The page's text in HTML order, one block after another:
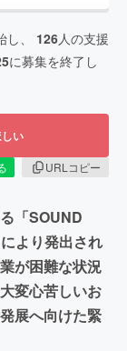
し、 126人の支援
に募集を終了し
い
URLコピー
「SOUND
より発出され
が困難な状況
変心苦しいお
展へ向けた緊